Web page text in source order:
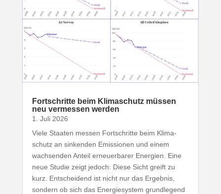
Fort­schritte beim Klima­schutz müssen
neu vermessen werden
1. Juli 2026
Viele Staaten messen Fort­schritte beim Klima­
schutz an sinkenden Emis­sionen und einem
wach­senden Anteil erneu­er­barer Energien. Eine
neue Studie zeigt jedoch: Diese Sicht greift zu
kurz. Entscheidend ist nicht nur das Ergebnis,
sondern ob sich das Ener­gie­system grund­legend